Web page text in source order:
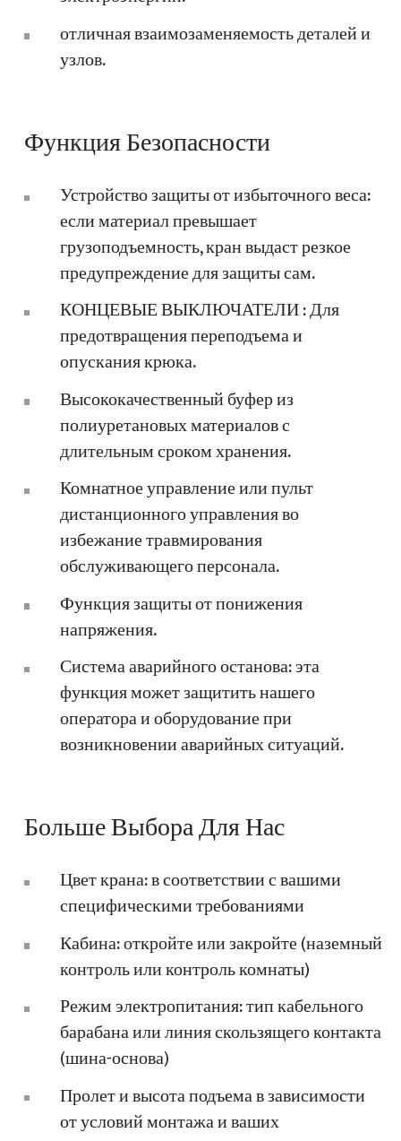
отличная взаимозаменяемость деталей и
узлов.
Функция Безопасности
Устройство защиты от избыточного веса:
если материал превышает
грузоподъемность, кран выдаст резкое
предупреждение для защиты сам.
КОНЦЕВЫЕ ВЫКЛЮЧАТЕЛИ : Для
предотвращения переподъема и
опускания крюка.
Высококачественный буфер из
полиуретановых материалов с
длительным сроком хранения.
Комнатное управление или пульт
дистанционного управления во
избежание травмирования
обслуживающего персонала.
Функция защиты от понижения
напряжения.
Система аварийного останова: эта
функция может защитить нашего
оператора и оборудование при
возникновении аварийных ситуаций.
Больше Выбора Для Нас
Цвет крана: в соответствии с вашими
специфическими требованиями
Кабина: откройте или закройте (наземный
контроль или контроль комнаты)
Режим электропитания: тип кабельного
барабана или линия скользящего контакта
(шина-основа)
Пролет и высота подъема в зависимости
от условий монтажа и ваших